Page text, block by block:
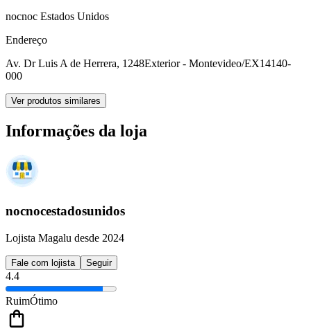
nocnoc Estados Unidos
Endereço
Av. Dr Luis A de Herrera, 1248Exterior - Montevideo/EX14140-
000
Ver produtos similares
Informações da loja
nocnocestadosunidos
Lojista Magalu desde 2024
Fale com lojista Seguir
4.4
RuimÓtimo